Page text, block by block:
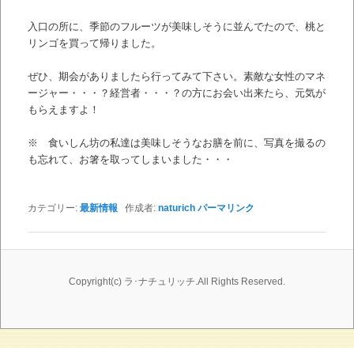
入口の所に、季節のフルーツが美味しそうに並んでたので、桃と
リンゴを買って帰りました。
ぜひ、期会がありましたら行ってみて下さい。素敵な女性のマネ
ージャー・・・？経営者・・・？の方にお会い出来たら、元気が
もらえますよ！
※ 食いしん坊の私達は美味しそうなお膳を前に、写真を撮るの
も忘れて、お箸を取ってしまいました・・・
カテゴリー: 最新情報 作成者: naturich パーマリンク
Copyright(c) ラ･ナチュリッチ.All Rights Reserved.